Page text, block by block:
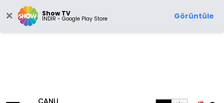
Show TV
İNDİR - Google Play Store Görüntüle
CANLI